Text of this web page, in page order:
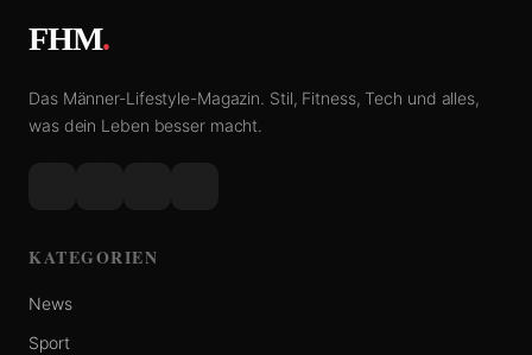
FHM.
Das Männer-Lifestyle-Magazin. Stil, Fitness, Tech und alles,
was dein Leben besser macht.
KATEGORIEN
News
Sport